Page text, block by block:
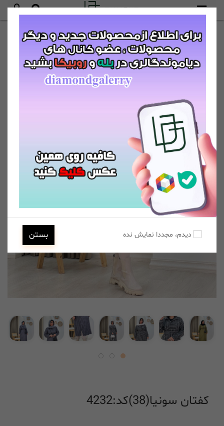
کفتان سونیا(38)کد:4232
دیدم، مجددا نمایش نده بستن